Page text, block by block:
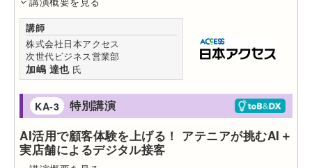
講師
株式会社日本アクセス
次世代ビジネス営業部
加嶋 達也氏
KA-3 特別講演
AI活用で顧客体験を上げる！ アテニアが挑むAI＋
実店舗によるデジタル接客